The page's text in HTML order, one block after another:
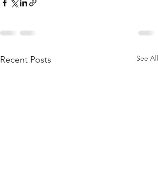
Recent Posts See All